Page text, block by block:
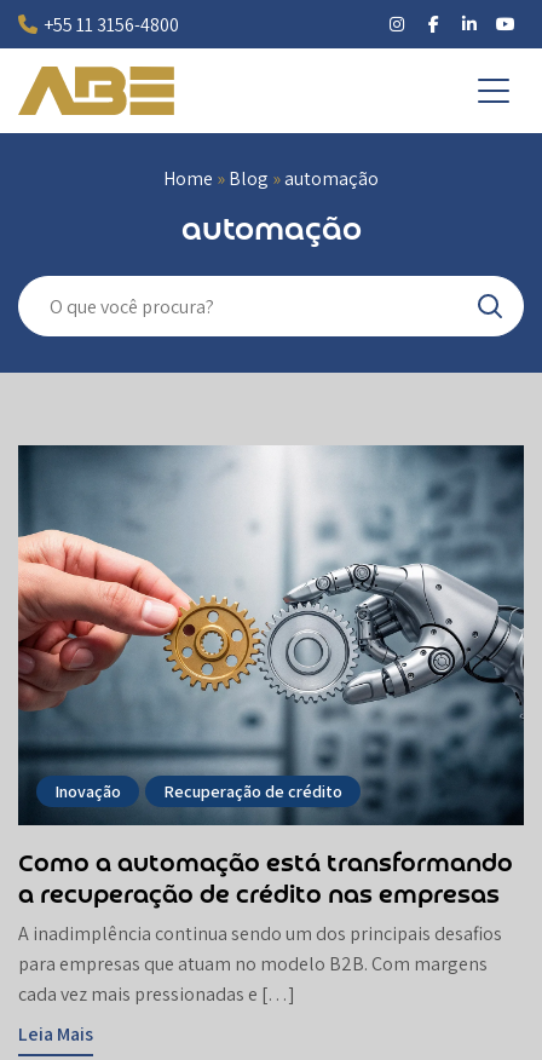
Pular
para
conteúdo
+55 11 3156-4800
Home »Blog »automação
automação
Inovação Recuperação de crédito
Como a automação está transformando
a recuperação de crédito nas empresas
A inadimplência continua sendo um dos principais desafios
para empresas que atuam no modelo B2B. Com margens
cada vez mais pressionadas e […]
Leia Mais